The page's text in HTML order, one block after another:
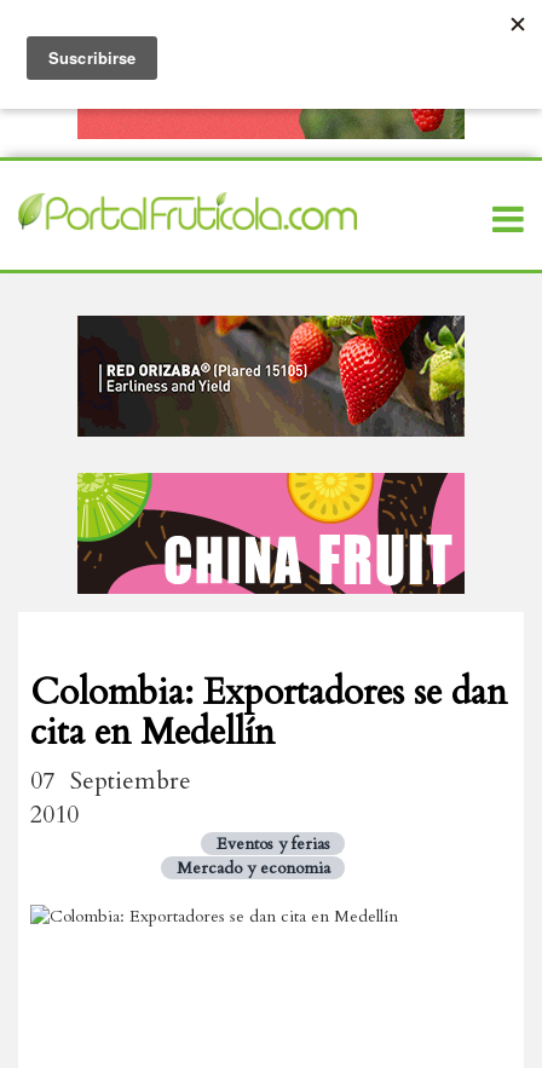
Colombia: Exportadores se dan
cita en Medellín
07 Septiembre
2010
Eventos y ferias
Mercado y economia